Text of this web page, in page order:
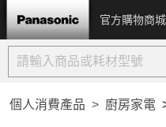
官方購物商城
個人消費產品 廚房家電